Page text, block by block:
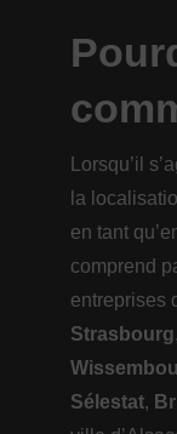
Lorsqu’il
la
en tant
comprend
entreprises
Strasbourg,
Sélestat,